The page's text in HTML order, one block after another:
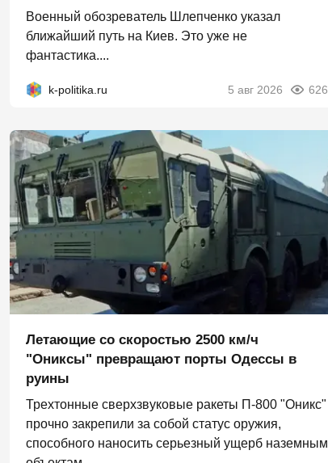
Военный обозреватель Шлепченко указал
ближайший путь на Киев. Это уже не
фантастика....
k-politika.ru 5 авг 2026 626
Летающие со скоростью 2500 км/ч
"Ониксы" превращают порты Одессы в
руины
Трехтонные сверхзвуковые ракеты П‑800 "Оникс"
прочно закрепили за собой статус оружия,
способного наносить серьезный ущерб наземным